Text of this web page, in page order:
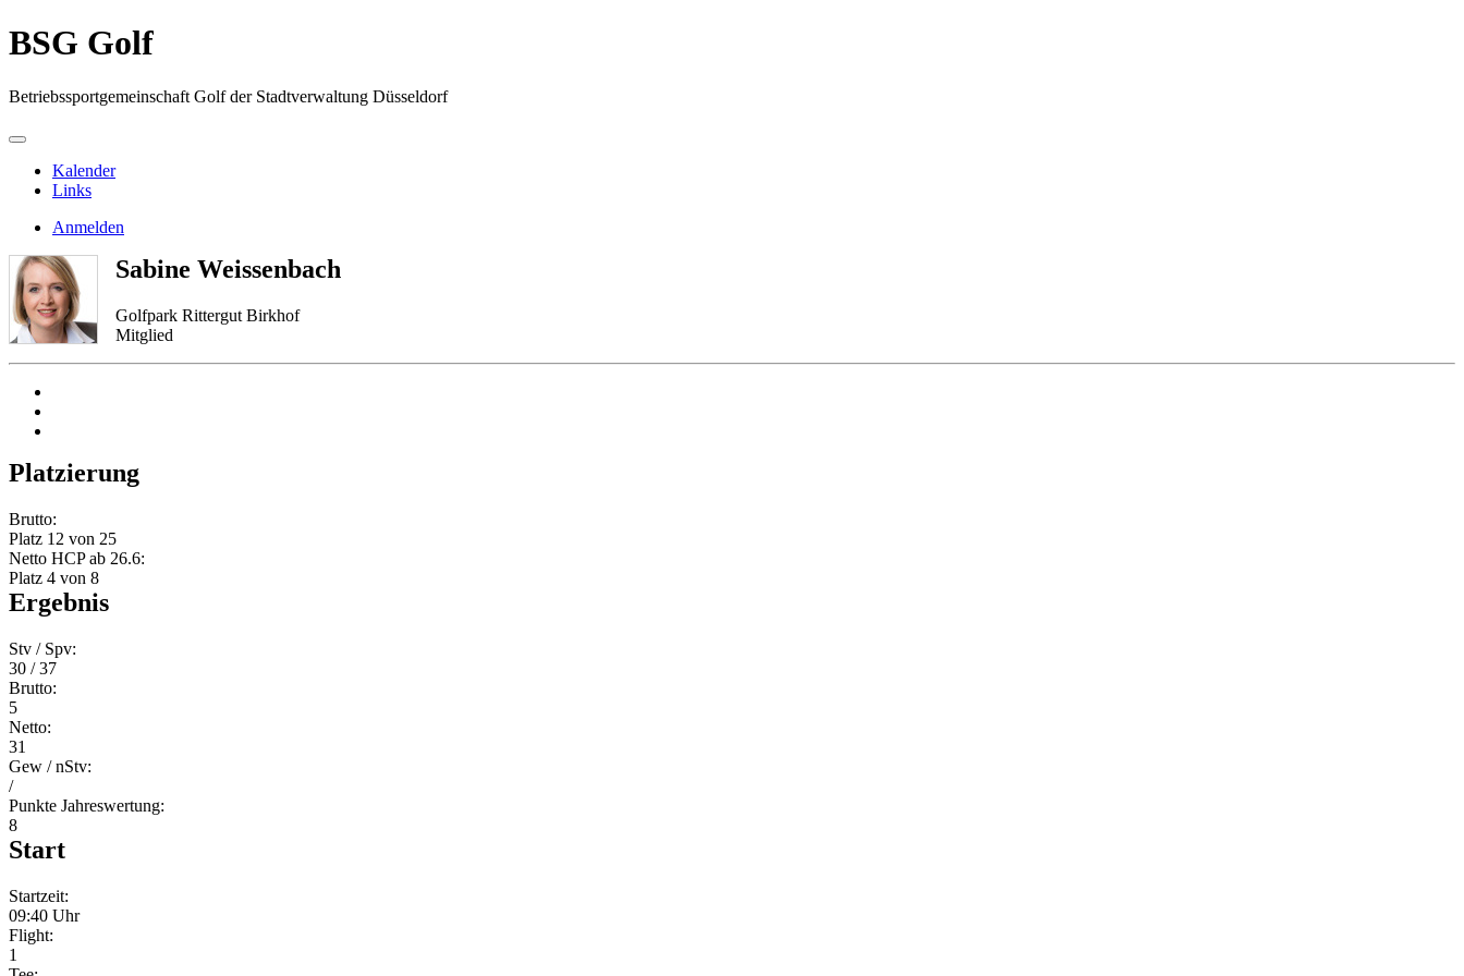
BSG Golf
Betriebssportgemeinschaft Golf der Stadtverwaltung Düsseldorf
Kalender
Links
Anmelden
Sabine Weissenbach
Golfpark Rittergut Birkhof
Mitglied
Platzierung
Brutto:
Platz 12 von 25
Netto HCP ab 26.6:
Platz 4 von 8
Ergebnis
Stv / Spv:
30 / 37
Brutto:
5
Netto:
31
Gew / nStv:
/
Punkte Jahreswertung:
8
Start
Startzeit:
09:40 Uhr
Flight:
1